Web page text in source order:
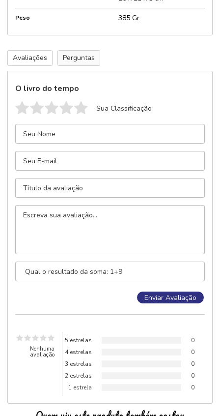
Peso 385 Gr
Avaliações Perguntas
O livro do tempo
Sua Classificação
Nenhuma
avaliação
5 estrelas
0
4 estrelas
0
3 estrelas
0
2 estrelas
0
1 estrela
0